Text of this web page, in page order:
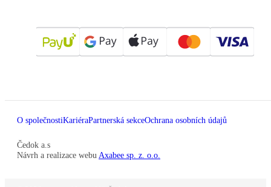
O společnostiKariéraPartnerská sekceOchrana osobních údajů
Čedok a.s
Návrh a realizace webu Axabee sp. z. o.o.